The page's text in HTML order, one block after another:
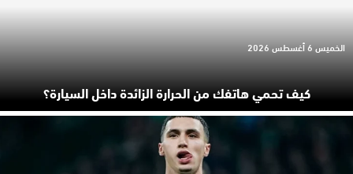
كيف تحمي هاتفك من الحرارة الزائدة داخل السيارة؟
الخميس 6 أغسطس 2026